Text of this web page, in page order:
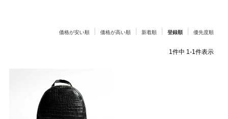
#キーワードキーワード
価格が安い順 価格が高い順 新着順 登録順 優先度順
1件中 1-1件表示